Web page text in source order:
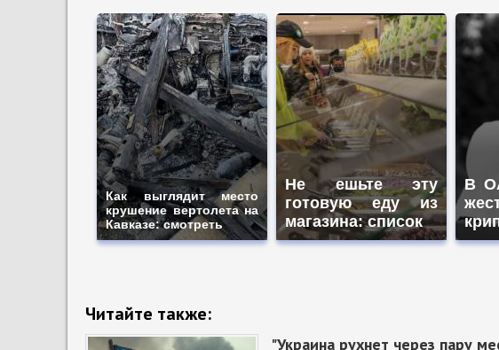
Как выглядит место
крушение вертолета на
Кавказе: смотреть
Не ешьте эту
готовую еду из
магазина: список
В
Читайте также:
"Украина рухнет через пару